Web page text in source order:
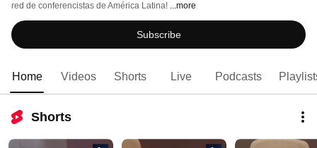
red de conferencistas de América Latina! ...more
Subscribe
Home Videos Shorts Live Podcasts
Shorts